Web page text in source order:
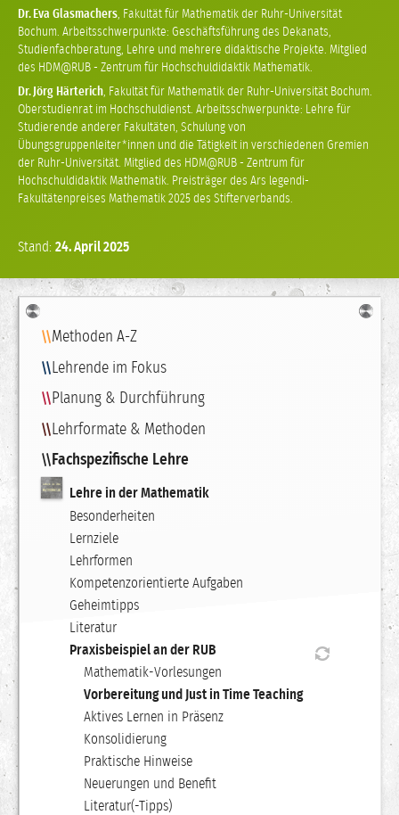
Dr.Eva Glasmachers, Fakultät für Mathematik der Ruhr-Universität
Bochum. Arbeitsschwerpunkte: Geschäftsführung des Dekanats,
Studienfachberatung, Lehre und mehrere didaktische Projekte. Mitglied
des HDM@RUB - Zentrum für Hochschuldidaktik Mathematik.
Dr.Jörg Härterich, Fakultät für Mathematik der Ruhr-Universität Bochum.
Oberstudienrat im Hochschuldienst. Arbeitsschwerpunkte: Lehre für
Studierende anderer Fakultäten, Schulung von
Übungsgruppenleiter*innen und die Tätigkeit in verschiedenen Gremien
der Ruhr-Universität. Mitglied des HDM@RUB - Zentrum für
Hochschuldidaktik Mathematik. Preisträger des Ars legendi-
Fakultätenpreises Mathematik 2025 des Stifterverbands.
Stand: 24.April2025
Navigation
Methoden A-Z
Lehrende im Fokus
Planung & Durchführung
Lehrformate & Methoden
Fachspezifische Lehre
Lehre in der Mathematik
Besonderheiten
Lernziele
Lehrformen
Kompetenzorientierte Aufgaben
Geheimtipps
Literatur
Praxisbeispiel an der RUB
Mathematik-Vorlesungen
Vorbereitung und Just in Time Teaching
Aktives Lernen in Präsenz
Konsolidierung
Praktische Hinweise
Neuerungen und Benefit
Literatur(-Tipps)